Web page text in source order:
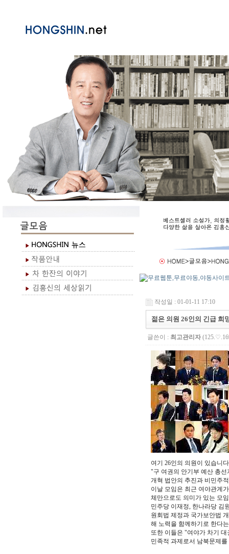
작성일 : 01-01-11 17:10
젊은 의원 26인의 긴급 희
글쓴이 : 최고관리자
여기 26인의 의원이 있습니
"구 여권의 안기부 예산 총
개혁 법안의 추진과 비민주
이날 모임은 최근 여야관계
체만으로도 의미가 있는 모
민주당 이재정, 한나라당 김
원회법 제정과 국가보안법
해 노력을 함께하기로 한다
또한 이들은 "여야가 차기
민족적 과제로서 남북문제